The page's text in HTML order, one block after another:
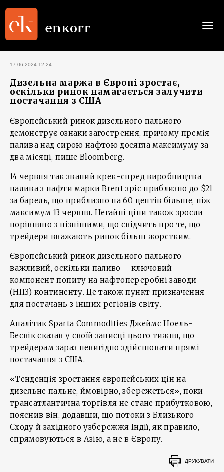
17.06.2024 12:24
Дизельна маржа в Європі зростає,
оскільки ринок намагається залучити
постачання з США
Європейський ринок дизельного пального
демонструє ознаки загострення, причому премія
палива над сирою нафтою досягла максимуму за
два місяці, пише Bloomberg.
14 червня так званий крек-спред виробництва
палива з нафти марки Brent зріс приблизно до $21
за барель, що приблизно на 60 центів більше, ніж
максимум 13 червня. Негайні ціни також зросли
порівняно з пізнішими, що свідчить про те, що
трейдери вважають ринок більш жорстким.
Європейський ринок дизельного пального
важливий, оскільки паливо – ключовий
компонент попиту на нафтопереробні заводи
(НПЗ) континенту. Це також пункт призначення
для постачань з інших регіонів світу.
Аналітик Sparta Commodities Джеймс Ноель-
Бесвік сказав у своїй записці цього тижня, що
трейдерам зараз невигідно здійснювати прямі
постачання з США.
«Тенденція зростання європейських цін на
дизельне пальне, ймовірно, збережеться», поки
трансатлантична торгівля не стане прибутковою,
пояснив він, додавши, що потоки з Близького
Сходу й західного узбережжя Індії, як правило,
спрямовуються в Азію, а не в Європу.
ДРУКУВАТИ